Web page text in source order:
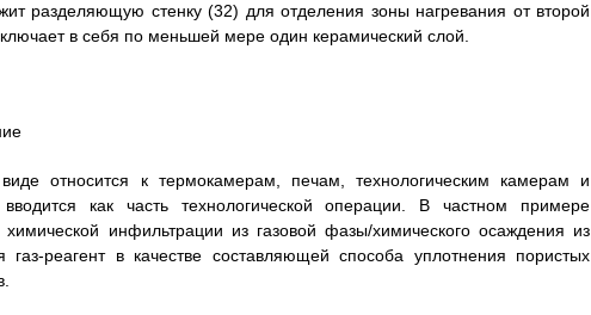
разделяющую стенку (32) для отделения зоны нагревания от второй
в себя по меньшей мере один керамический слой.
относится к термокамерам, печам, технологическим камерам и
как часть технологической операции. В частном примере
инфильтрации из газовой фазы/химического осаждения из
реагент в качестве составляющей способа уплотнения пористых